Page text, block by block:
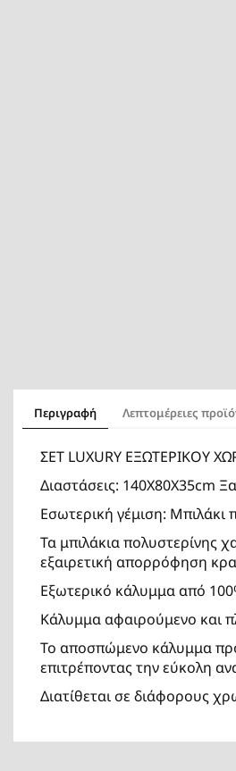
Περιγραφή Λεπτομέρειες
ΣΕΤ LUXURY ΕΞΩΤΕΡΙΚΟΥ
Διαστάσεις: 140Χ80Χ35cm
Εσωτερική γέμιση: Μπιλάκι
Τα μπιλάκια πολυστερίνης
εξαιρετική απορρόφηση
Εξωτερικό κάλυμμα από
Κάλυμμα αφαιρούμενο και
Το αποσπώμενο κάλυμμα
επιτρέποντας την εύκολη
Διατίθεται σε διάφορους